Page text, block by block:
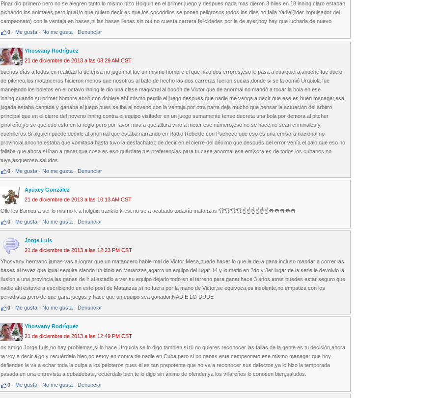
Pinar dio primero pero no se alegren tanto,lo mismo hizo Holguin en el primer juego y despues nada mas dieron 3 hiles en 18 inning,claro estaban
pichando los animales,pero igual,lo que quiero decir es que los cocodrilos se ponen peligrosos,todos los dias no falla Yadiel(lider impulsador del
campeonato) con la ventaja en bases,ni las bases llenas sin out no cuesta carrera,felicidades por la de ayer,hoy hay que lucharla de nuevo
0 · Me gusta · No me gusta · Denunciar
Yhosvany Rodríguez
21 de diciembre de 2013 a las 08:29 AM CST
buenos días a todos,en realidad la defensa no jugó mal,fue un mismo hombre el que hizo dos errores,eso le pasa a cualquiera,anoche fue duelo
de pitcheo,los matanceros hicieron menos que nosotros al bate,de hecho las dos carreras fueron sucias,donde si se la comió Urquiola fue
manejando los boletos en el octavo inning,le dio una clase magistral al bocón de Victor que de anormal no mandó a tocar la bola en ese
inning,cuando su primer hombre abrió con doblete,ahí mismo perdió el juego,después que nadie me venga a decir que ese es buen manager,esa
jugada estaba cantada y ganaba el juego pues se iba al noveno con la ventaja.por otra parte deja mucho que pensar la actuación del árbitro
principal que en el cierre del noveno inning contra el equipo visitador en un juego sumamente tenso decreta una bola por demora al pitcher
pinareño,yo se que eso está en la regla pero por favor mira a que altura vino a meter ese número,eso no se hace,no sean criminales y
cuchilleros.Si alguien puede decirle al anormal que estaba narrando en Radio Rebelde con Pacheco que eso es una emisora nacional no
provincial,anoche estaba que vomitaba,hasta tuvo la desfachatez de decir en el cierre del décimo que después del error venía el palo,que eso no
fallaba que ahora si iban a ganar,que cosa es eso,guárdate tus preferencias para tu casa,anormal,esa emisora es de todos los cubanos no
tuya,asqueroso.saludos.
0 · Me gusta · No me gusta · Denunciar
Ayuxey González
21 de diciembre de 2013 a las 10:13 AM CST
Olle les Bamos a ser lo mismo k a holguin trankilo k est no se a acabado todavía matanzas 🏆🏆🏆🏆☝️☝️☝️☝️☝️☝️👅👅👅👅👅
0 · Me gusta · No me gusta · Denunciar
Jorge Luis
21 de diciembre de 2013 a las 12:23 PM CST
Yhosvany hermano jamas vas a lograr que un matancero hable mal de Victor Mesa,puede hacer lo que le de la gana incluso mandar a correr las
bases al revez que igual seguira siendo un idolo en Matanzas,agarro un equipo del lugar 14 y lo metio en 2do y 3er lugar de la serie,le devolvio la
ilusion a una provincia,las ganas de ir al estadio a ver su equipo dejarlo todo en el terreno para ganar,hace 3 años atras puedes estar seguro que
nadie aki estuviera escribiendo en este post de Matanzas,si no fuera por la mano de Victor,se equivoca,es insolente,no empatiza con los
periodistas,pero de que gana juegos y hace que un equipo sea ganador,NADIE LO DUDE
0 · Me gusta · No me gusta · Denunciar
Yhosvany Rodríguez
21 de diciembre de 2013 a las 12:49 PM CST
ok amigo Jorge Luis,no hay problemas,si lo hace Urquiola se lo digo también,si tú no quieres reconocer las fallas de la gente es tu decisión,ahora
te voy a decir algo y recuérdalo bien,no estoy en contra de nadie en Cuba,pero si no ganas este campeonato ese mismo manager que hoy
defiendes le va a echar toda la culpa a los peloteros pues él es tan prepotente que no va a reconocer sus defectos,ya lo hizo la temporada
pasada en una entrevista a cubadebate,recuérdalo bien,te lo digo sin ánimo de ofender,ya los villareños lo conocen bien,saludos.
0 · Me gusta · No me gusta · Denunciar